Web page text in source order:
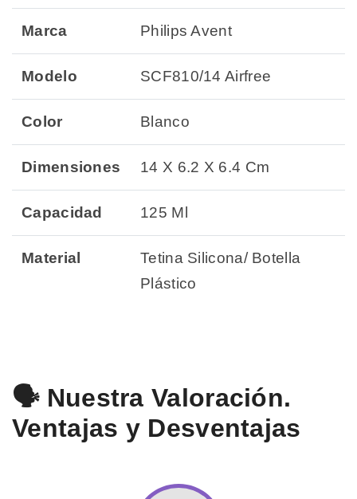
Marca Philips Avent
Modelo SCF810/14 Airfree
Color Blanco
Dimensiones 14 X 6.2 X 6.4 Cm
Capacidad 125 Ml
Material
Tetina Silicona/ Botella
Plástico
🗣️ Nuestra Valoración.
Ventajas y Desventajas